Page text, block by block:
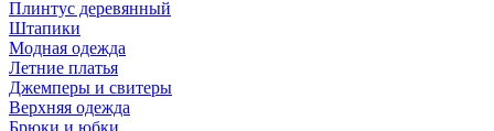
Плинтус деревянный
Штапики
Модная одежда
Летние платья
Джемперы и свитеры
Верхняя одежда
Брюки и юбки